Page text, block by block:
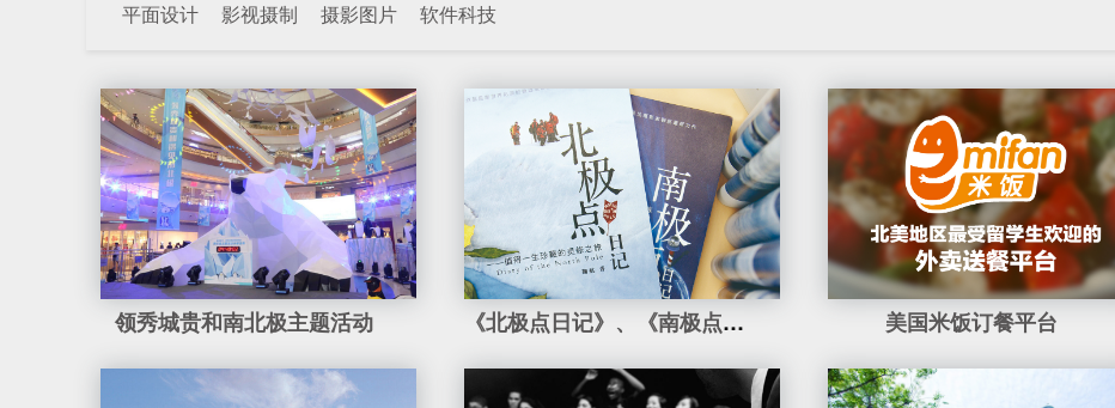
平面设计 影视摄制 摄影图片 软件科技
领秀城贵和南北极主题活动 《北极点日记》、《南极点日记》 美国米饭订餐平台